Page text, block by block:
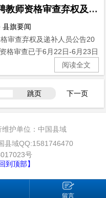
曹县2024年教育系统公开招聘教师资格审查弃权及递补人员公告
县旗要闻
审查弃权及递补人员公告20
格审查已于6月22日-6月23日
阅读全文
跳页 下一页
护单位：中国县域
县域QQ:1581746470
号
到顶部】
留言